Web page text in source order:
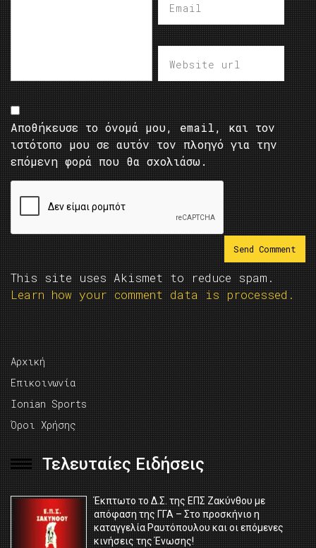
Αποθήκευσε το όνομά μου, email, και τον
ιστότοπο μου σε αυτόν τον πλοηγό για την
επόμενη φορά που θα σχολιάσω.
This site uses Akismet to reduce spam.
Learn how your comment data is processed.
Αρχική
Επικοινωνία
Ionian Sports
Όροι Χρήσης
Τελευταίες Ειδήσεις
Έκπτωτο το Δ.Σ. της ΕΠΣ Ζακύνθου με
απόφαση της ΓΓΑ – Στο προσκήνιο η
καταγγελία Ραυτόπουλου και οι επόμενες
κινήσεις της Ένωσης!